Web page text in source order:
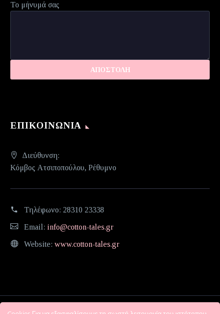
Το μήνυμά σας
ΕΠΙΚΟΙΝΩΝΊΑ
Διεύθυνση:
Κόμβος Ατσιποπούλου, Ρέθυμνο
Τηλέφωνο: 28310 23338
Email: info@cotton-tales.gr
Website: www.cotton-tales.gr